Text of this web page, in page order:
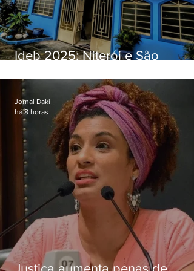
Ideb 2025: Niterói e São
distintos no ensino médio; veja
Jornal Daki
há 8 horas